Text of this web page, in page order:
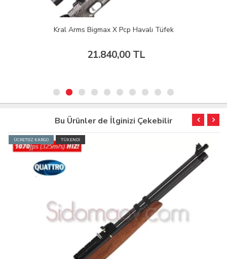
Kral Arms Bigmax X Pcp Havalı Tüfek
21.840,00 TL
Bu Ürünler de İlginizi Çekebilir
ÜCRETSİZ KARGO TÜKENDİ